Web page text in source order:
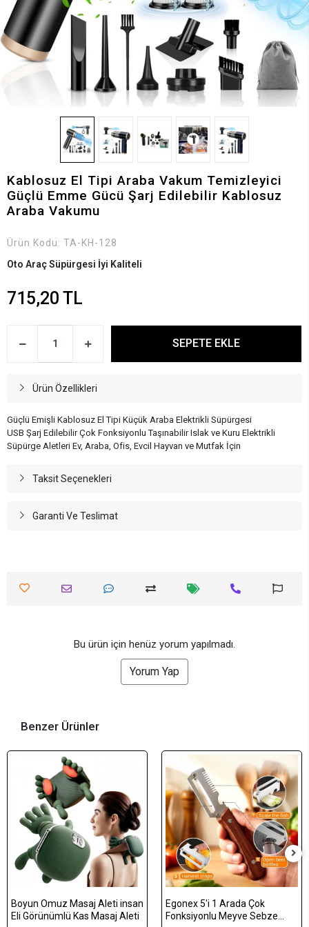
Kablosuz El Tipi Araba Vakum Temizleyici
Güçlü Emme Gücü Şarj Edilebilir Kablosuz
Araba Vakumu
Ürün Kodu: TA-KH-128
Oto Araç Süpürgesi İyi Kaliteli
715,20 TL
SEPETE EKLE
Ürün Özellikleri
Güçlü Emişli Kablosuz El Tipi Küçük Araba Elektrikli Süpürgesi
USB Şarj Edilebilir Çok Fonksiyonlu Taşınabilir Islak ve Kuru Elektrikli
Süpürge Aletleri Ev, Araba, Ofis, Evcil Hayvan ve Mutfak İçin
Taksit Seçenekleri
Garanti Ve Teslimat
Bu ürün için henüz yorum yapılmadı.
Yorum Yap
Benzer Ürünler
Boyun Omuz Masaj Aleti insan
Eli Görünümlü Kas Masaj Aleti
Egonex 5'i 1 Arada Çok
Fonksiyonlu Meyve Sebze